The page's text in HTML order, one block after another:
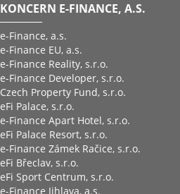
KONCERN E-FINANCE, A.S.
e-Finance, a.s.
e-Finance EU, a.s.
e-Finance Reality, s.r.o.
e-Finance Developer, s.r.o.
Czech Property Fund, s.r.o.
eFi Palace, s.r.o.
e-Finance Apart Hotel, s.r.o.
eFi Palace Resort, s.r.o.
e-Finance Zámek Račice, s.r.o.
eFi Břeclav, s.r.o.
eFi Sport Centrum, s.r.o.
e-Finance Jihlava, a.s.